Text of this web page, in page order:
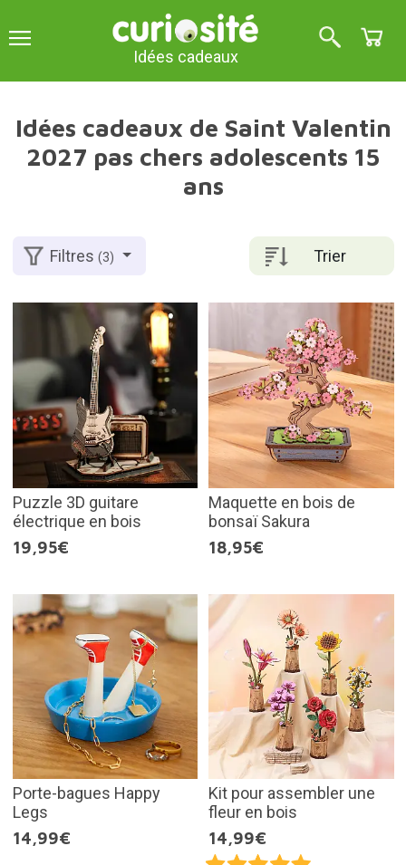
Idées cadeaux
Idées cadeaux de Saint Valentin
2027 pas chers adolescents 15
ans
Trier
Filtres(3)
Puzzle 3D guitare
électrique en bois
19,95€
Maquette en bois de
bonsaï Sakura
18,95€
Porte-bagues Happy
Legs
14,99€
Kit pour assembler une
fleur en bois
14,99€